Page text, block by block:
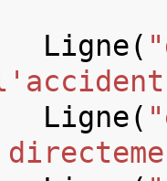
Ligne(
Ligne(